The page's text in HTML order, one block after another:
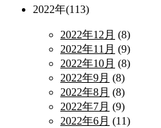
2022年(113)
2022年12月 (8)
2022年11月 (9)
2022年10月 (8)
2022年9月 (8)
2022年8月 (8)
2022年7月 (9)
2022年6月 (11)